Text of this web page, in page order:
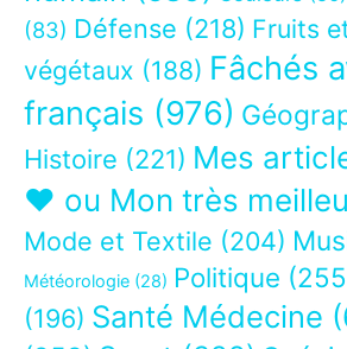
(83) Défense (218) Fruits
végétaux (188) Fâchés
français (976)
Histoire (221) Mes
❤ ou Mon très
Mode et Textile (204)
Météorologie (28) Politique
(196) Santé Médecine